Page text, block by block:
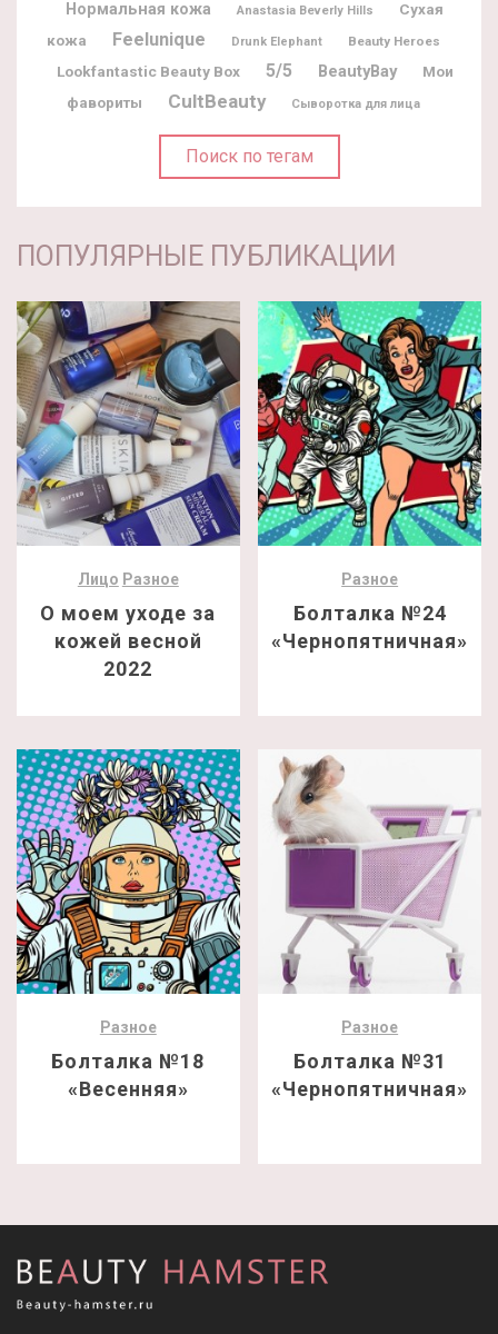
Нормальная кожа Anastasia Beverly Hills
Сухая
кожа
Feelunique Drunk Elephant Beauty Heroes
Lookfantastic Beauty Box 5/5 BeautyBay
Мои
фавориты
CultBeauty Сыворотка для лица
Поиск по тегам
ПОПУЛЯРНЫЕ ПУБЛИКАЦИИ
Лицо Разное
О моем уходе за
кожей весной
2022
Разное
Болталка №24
«Чернопятничная»
Разное
Болталка №18
«Весенняя»
Разное
Болталка №31
«Чернопятничная»